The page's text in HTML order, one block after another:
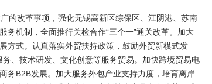
的改革事项，强化无锡高新区综保区、江阴港、苏南
务机制，全面推行关检合作“三个一”通关改革。加大
方式。认真落实外贸扶持政策，鼓励外贸新模式发
、技术研发、文化创意等服务贸易。加快跨境贸易电
务B2B发展。加大服务外包产业支持力度，培育离岸